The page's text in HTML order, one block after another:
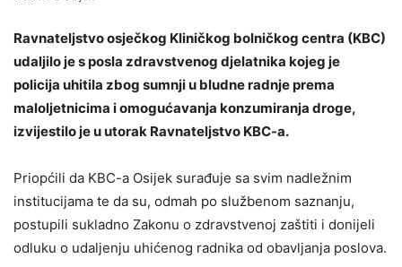
Ravnateljstvo osječkog Kliničkog bolničkog centra (KBC)
udaljilo je s posla zdravstvenog djelatnika kojeg je
policija uhitila zbog sumnji u bludne radnje prema
maloljetnicima i omogućavanja konzumiranja droge,
izvijestilo je u utorak Ravnateljstvo KBC-a.
Priopćili da KBC-a Osijek surađuje sa svim nadležnim
institucijama te da su, odmah po službenom saznanju,
postupili sukladno Zakonu o zdravstvenoj zaštiti i donijeli
odluku o udaljenju uhićenog radnika od obavljanja poslova.